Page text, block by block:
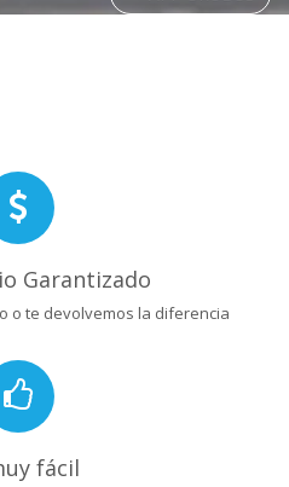
Garantizado
o te devolvemos la diferencia
fácil